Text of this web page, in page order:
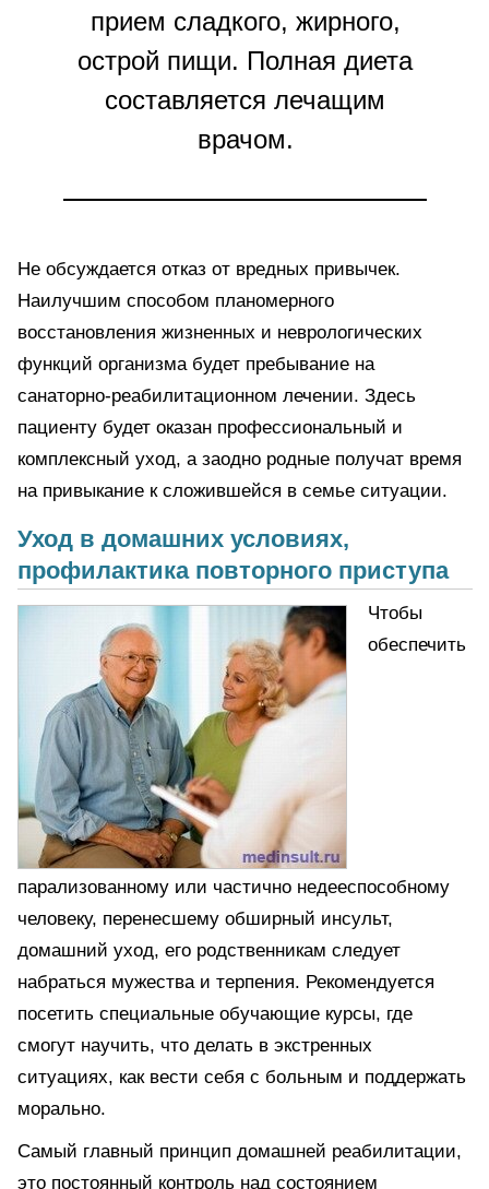
прием сладкого, жирного,
острой пищи. Полная диета
составляется лечащим
врачом.
Не обсуждается отказ от вредных привычек.
Наилучшим способом планомерного
восстановления жизненных и неврологических
функций организма будет пребывание на
санаторно-реабилитационном лечении. Здесь
пациенту будет оказан профессиональный и
комплексный уход, а заодно родные получат время
на привыкание к сложившейся в семье ситуации.
Уход в домашних условиях,
профилактика повторного приступа
Чтобы
обеспечить
парализованному или частично недееспособному
человеку, перенесшему обширный инсульт,
домашний уход, его родственникам следует
набраться мужества и терпения. Рекомендуется
посетить специальные обучающие курсы, где
смогут научить, что делать в экстренных
ситуациях, как вести себя с больным и поддержать
морально.
Самый главный принцип домашней реабилитации,
это постоянный контроль над состоянием